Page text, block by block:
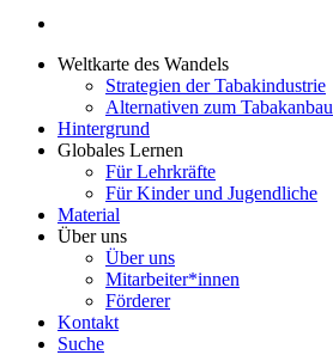
Weltkarte des Wandels
Strategien der Tabakindustrie
Alternativen zum Tabakanbau
Hintergrund
Globales Lernen
Für Lehrkräfte
Für Kinder und Jugendliche
Material
Über uns
Über uns
Mitarbeiter*innen
Förderer
Kontakt
Suche